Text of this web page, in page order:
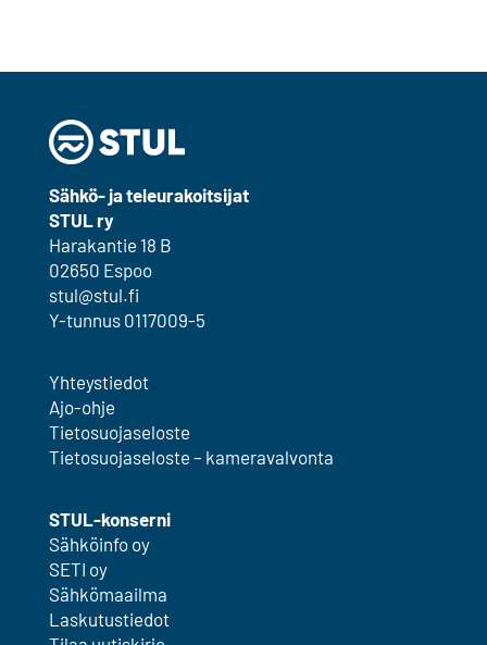
Sähkö- ja teleurakoitsijat
STUL ry
Harakantie 18 B
02650 Espoo
stul@stul.fi
Y-tunnus 0117009-5
Yhteystiedot
Ajo-ohje
Tietosuojaseloste
Tietosuojaseloste – kameravalvonta
STUL-konserni
Sähköinfo oy
SETI oy
Sähkömaailma
Laskutustiedot